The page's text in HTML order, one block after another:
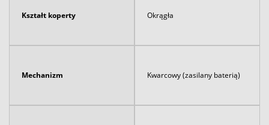
Kształt koperty Okrągła
Mechanizm Kwarcowy (zasilany baterią)